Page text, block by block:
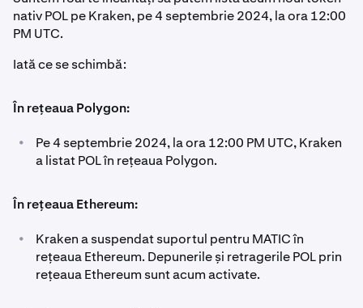
nativ POL pe Kraken, pe 4 septembrie 2024, la ora 12:00
PM UTC.
Iată ce se schimbă:
În rețeaua Polygon:
•
Pe 4 septembrie 2024, la ora 12:00 PM UTC, Kraken
a listat POL în rețeaua Polygon.
În rețeaua Ethereum:
•
Kraken a suspendat suportul pentru MATIC în
rețeaua Ethereum. Depunerile și retragerile POL prin
rețeaua Ethereum sunt acum activate.